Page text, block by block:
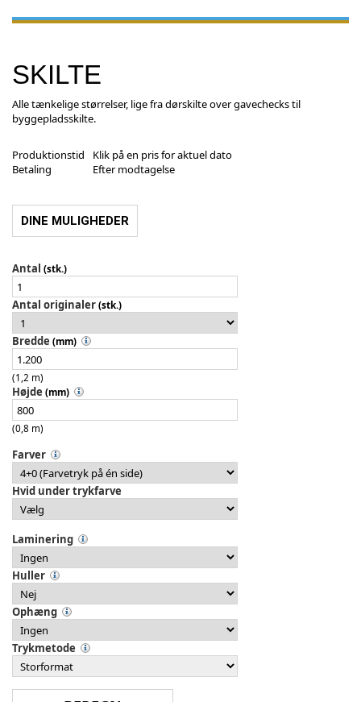
SKILTE
Alle tænkelige størrelser, lige fra dørskilte over gavechecks til
byggepladsskilte.
Produktionstid
Klik på en pris for aktuel dato
Betaling
Efter modtagelse
DINE MULIGHEDER
Antal (stk.)
Antal originaler(stk.)
Bredde (mm)
(1,2 m)
Højde (mm)
(0,8 m)
Farver
Hvid under trykfarve
Laminering
Huller
Ophæng
Trykmetode